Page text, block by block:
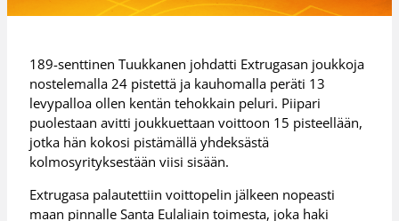
189-senttinen Tuukkanen johdatti Extrugasan joukkoja
nostelemalla 24 pistettä ja kauhomalla peräti 13
levypalloa ollen kentän tehokkain peluri. Piipari
puolestaan avitti joukkuettaan voittoon 15 pisteellään,
jotka hän kokosi pistämällä yhdeksästä
kolmosyrityksestään viisi sisään.
Extrugasa palautettiin voittopelin jälkeen nopeasti
maan pinnalle Santa Eulaliain toimesta, joka haki